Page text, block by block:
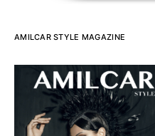
AMILCAR STYLE MAGAZINE